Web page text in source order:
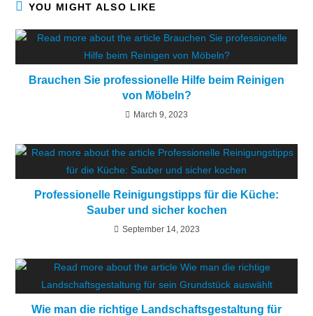
YOU MIGHT ALSO LIKE
Brauchen Sie professionelle Hilfe beim Reinigen
von Möbeln?
March 9, 2023
Professionelle Reinigungstipps für die Küche:
Sauber und sicher kochen
September 14, 2023
Wie man die richtige Landschaftsgestaltung für